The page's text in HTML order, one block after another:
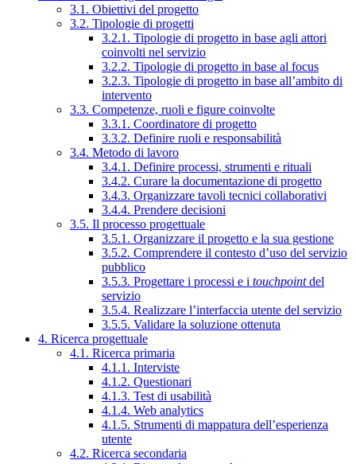
3.1. Obiettivi del progetto
3.2. Tipologie di progetti
3.2.1. Tipologie di progetto in base agli attori
coinvolti nel servizio
3.2.2. Tipologie di progetto in base al focus
3.2.3. Tipologie di progetto in base all’ambito di
intervento
3.3. Competenze, ruoli e figure coinvolte
3.3.1. Coordinatore di progetto
3.3.2. Definire ruoli e responsabilità
3.4. Metodo di lavoro
3.4.1. Definire processi, strumenti e rituali
3.4.2. Curare la documentazione di progetto
3.4.3. Organizzare tavoli tecnici collaborativi
3.4.4. Prendere decisioni
3.5. Il processo progettuale
3.5.1. Organizzare il progetto e la sua gestione
3.5.2. Comprendere il contesto d’uso del servizio
pubblico
3.5.3. Progettare i processi e i touchpointdel
servizio
3.5.4. Realizzare l’interfaccia utente del servizio
3.5.5. Validare la soluzione ottenuta
4. Ricerca progettuale
4.1. Ricerca primaria
4.1.1. Interviste
4.1.2. Questionari
4.1.3. Test di usabilità
4.1.4. Web analytics
4.1.5. Strumenti di mappatura dell’esperienza
utente
4.2. Ricerca secondaria